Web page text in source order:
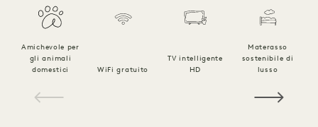
Amichevole per
gli animali
domestici
WiFi gratuito
TV intelligente
HD
Materasso
sostenibile di
lusso